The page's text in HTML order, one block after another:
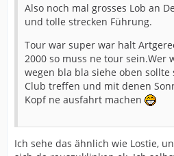
Also noch mal grosses Lob an
und tolle strecken Führung.
Tour war super war halt
2000 so muss ne tour sein.Wer
wegen bla bla siehe oben
Club treffen und mit denen
Kopf ne ausfahrt machen
Ich sehe das ähnlich wie Lostie,